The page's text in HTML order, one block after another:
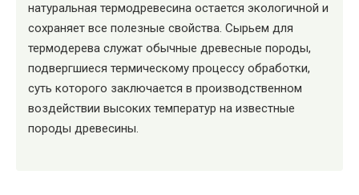
натуральная термодревесина остается экологичной и
сохраняет все полезные свойства. Сырьем для
термодерева служат обычные древесные породы,
подвергшиеся термическому процессу обработки,
суть которого заключается в производственном
воздействии высоких температур на известные
породы древесины.